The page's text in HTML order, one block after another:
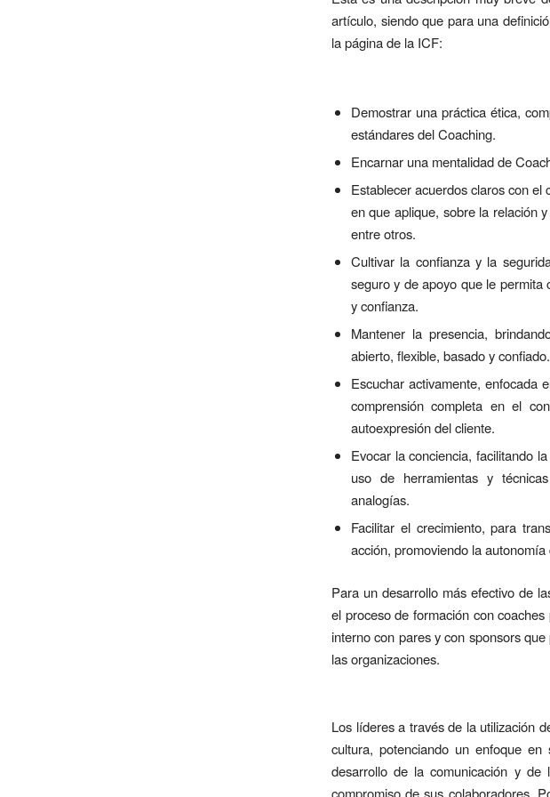
artículo, siendo que para una
la página de la ICF:
Demostrar una práctica ética,
estándares del Coaching.
Encarnar una mentalidad de
Establecer acuerdos claros con el
en que aplique, sobre la relación
entre otros.
Cultivar la confianza y la
seguro y de apoyo que le permita
y confianza.
Mantener la presencia,
abierto, flexible, basado y confiado.
Escuchar activamente, enfocada
comprensión completa en el
autoexpresión del cliente.
Evocar la conciencia, facilitando
uso de herramientas y
analogías.
Facilitar el crecimiento, para
acción, promoviendo la autonomía
Para un desarrollo más efectivo de
el proceso de formación con
interno con pares y con sponsors
las organizaciones.
Los líderes a través de la utilización
cultura, potenciando un enfoque
desarrollo de la comunicación y
compromiso de sus colaboradores.